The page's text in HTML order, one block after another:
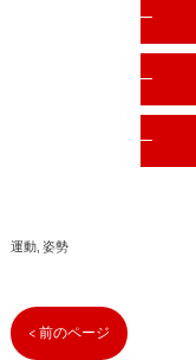
運動 姿勢
< 前のページ